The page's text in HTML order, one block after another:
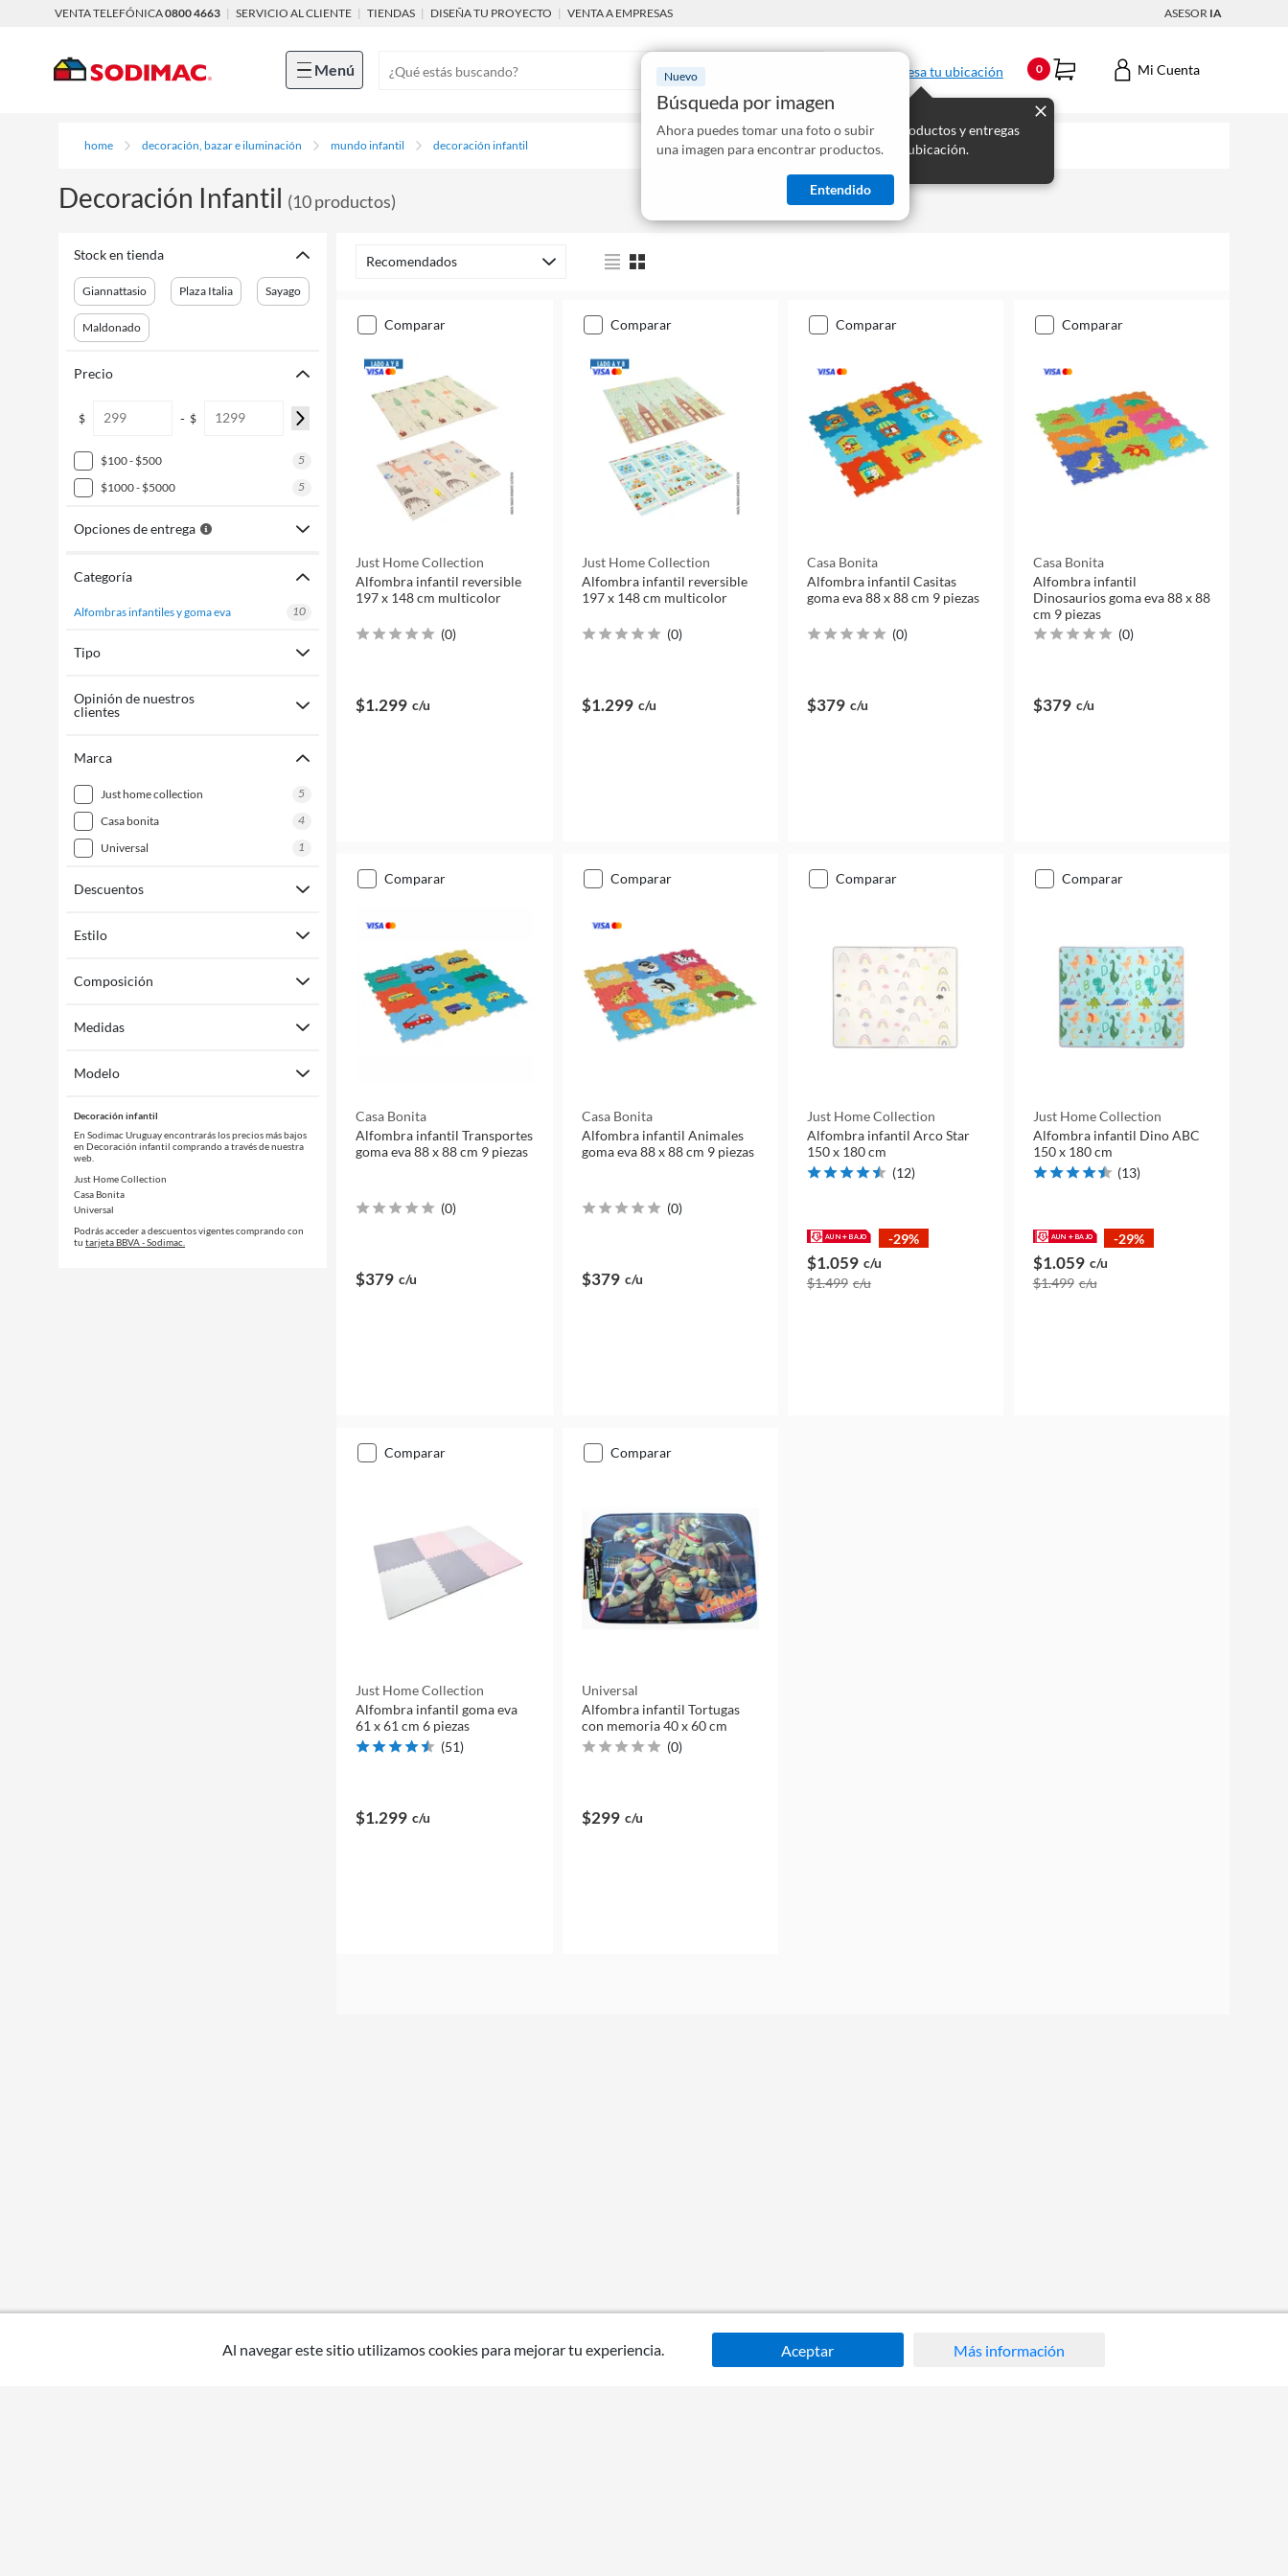
VENTA TELEFÓNICA0800 4663 | SERVICIO AL CLIENTE | TIENDAS | DISEÑA TU PROYECTO | VENTA A EMPRESAS ASESOR IA
Menú Nuevo
Búsqueda por imagen
Ahora puedes tomar una foto o subir
una imagen para encontrar productos.
Entendido
Ingresa tu ubicación
Mostraremos los productos y entregas
disponibles para tu ubicación.
0 Mi Cuenta
home decoración, bazar e iluminación mundo infantil decoración infantil
Decoración Infantil (10productos)
Stock en tienda
Giannattasio Plaza Italia Sayago
Maldonado
Precio
$ - $
$100 - $500
5
$1000 - $5000
5
Opciones de entrega
Categoría
alfombras infantiles y goma eva 10
Tipo
Opinión de nuestros
clientes
Marca
just home collection
5
casa bonita
4
universal
1
Descuentos
Estilo
Composición
Medidas
Modelo
Decoración infantil
En Sodimac Uruguay encontrarás los precios más bajos
en Decoración infantil comprando a través de nuestra
web.
Just Home Collection
Casa Bonita
Universal
Podrás acceder a descuentos vigentes comprando con
tu tarjeta BBVA - Sodimac.
Recomendados
comparar
Just Home Collection
Alfombra infantil reversible
197 x 148 cm multicolor
(0)
$1.299 c/u
comparar
Just Home Collection
Alfombra infantil reversible
197 x 148 cm multicolor
(0)
$1.299 c/u
comparar
Casa Bonita
Alfombra infantil Casitas
goma eva 88 x 88 cm 9 piezas
(0)
$379 c/u
comparar
Casa Bonita
Alfombra infantil
Dinosaurios goma eva 88 x 88
cm 9 piezas
(0)
$379 c/u
comparar
Casa Bonita
Alfombra infantil Transportes
goma eva 88 x 88 cm 9 piezas
(0)
$379 c/u
comparar
Casa Bonita
Alfombra infantil Animales
goma eva 88 x 88 cm 9 piezas
(0)
$379 c/u
comparar
Just Home Collection
Alfombra infantil Arco Star
150 x 180 cm
(12)
-29%
$1.059 c/u
$1.499 c/u
comparar
Just Home Collection
Alfombra infantil Dino ABC
150 x 180 cm
(13)
-29%
$1.059 c/u
$1.499 c/u
comparar
Just Home Collection
Alfombra infantil goma eva
61 x 61 cm 6 piezas
(51)
$1.299 c/u
comparar
Universal
Alfombra infantil Tortugas
con memoria 40 x 60 cm
(0)
$299 c/u
Al navegar este sitio utilizamos cookies para mejorar tu experiencia. Aceptar Más información